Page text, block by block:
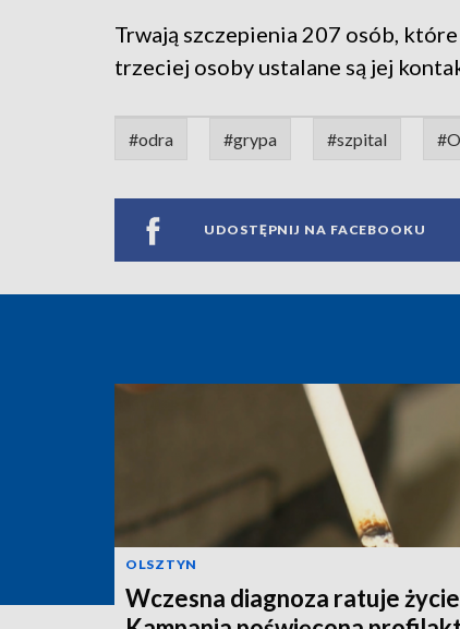
Trwają szczepienia 207 osób,
trzeciej osoby ustalane są jej
#odra #grypa #szpital
UDOSTĘPNIJ NA FACEBOOKU
OLSZTYN
Wczesna diagnoza ratuje